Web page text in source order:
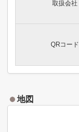
取扱会社
QRコード
地図